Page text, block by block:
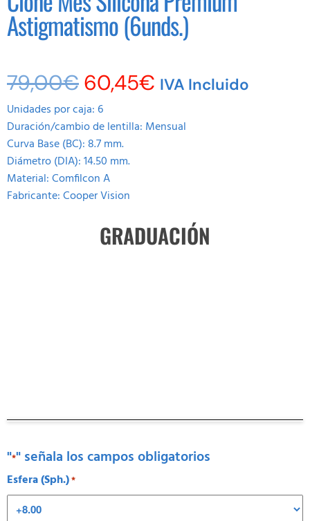
Astigmatismo (6unds.)
79,00€ 60,45€ IVA Incluido
Unidades por caja: 6
Duración/cambio de lentilla: Mensual
Curva Base (BC): 8.7 mm.
Diámetro (DIA): 14.50 mm.
Material: Comfilcon A
Fabricante: Cooper Vision
GRADUACIÓN
"*" señala los campos obligatorios
Esfera (Sph.)*